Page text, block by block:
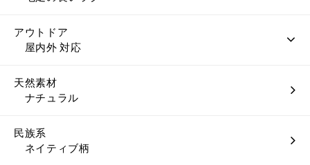
アウトドア
屋内外 対応
天然素材
ナチュラル
民族系
ネイティブ柄